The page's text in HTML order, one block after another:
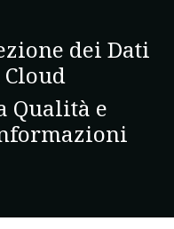
dei Dati
Qualità e